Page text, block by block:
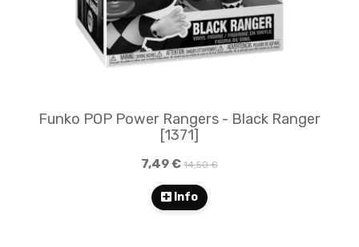
Funko POP Power Rangers - Black Ranger
[1371]
7,49 € 14,50 €
Info